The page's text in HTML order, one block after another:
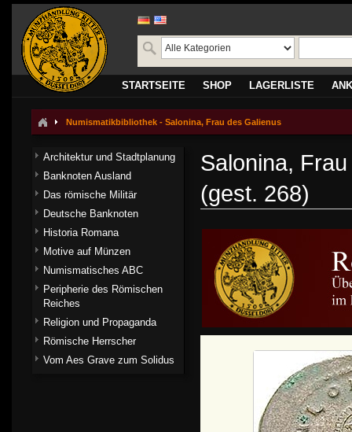
STARTSEITE SHOP LAGERLISTE
Numismatikbibliothek - Salonina, Frau des Galienus
Salonina,
(gest. 268)
Architektur und Stadtplanung
Banknoten Ausland
Das römische Militär
Deutsche Banknoten
Historia Romana
Motive auf Münzen
Numismatisches ABC
Peripherie des Römischen
Reiches
Religion und Propaganda
Römische Herrscher
Vom Aes Grave zum Solidus